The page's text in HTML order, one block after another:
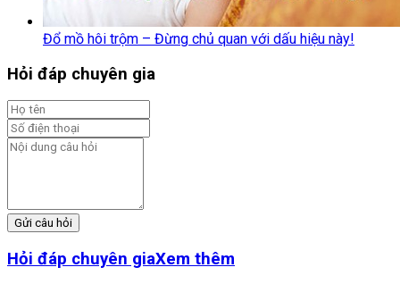
Đổ mồ hôi trộm – Đừng chủ quan với dấu hiệu này!
Hỏi đáp chuyên gia
Gửi câu hỏi
Hỏi đáp chuyên giaXem thêm